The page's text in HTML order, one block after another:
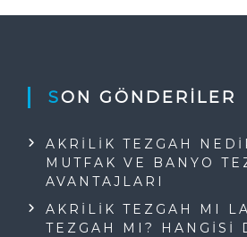
SON GÖNDERILER
AKRILIK TEZGAH
MUTFAK VE BANYO
AVANTAJLARI
AKRILIK TEZGAH MI
TEZGAH MI? HANGISI